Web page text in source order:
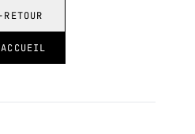
RETOUR
ACCUEIL